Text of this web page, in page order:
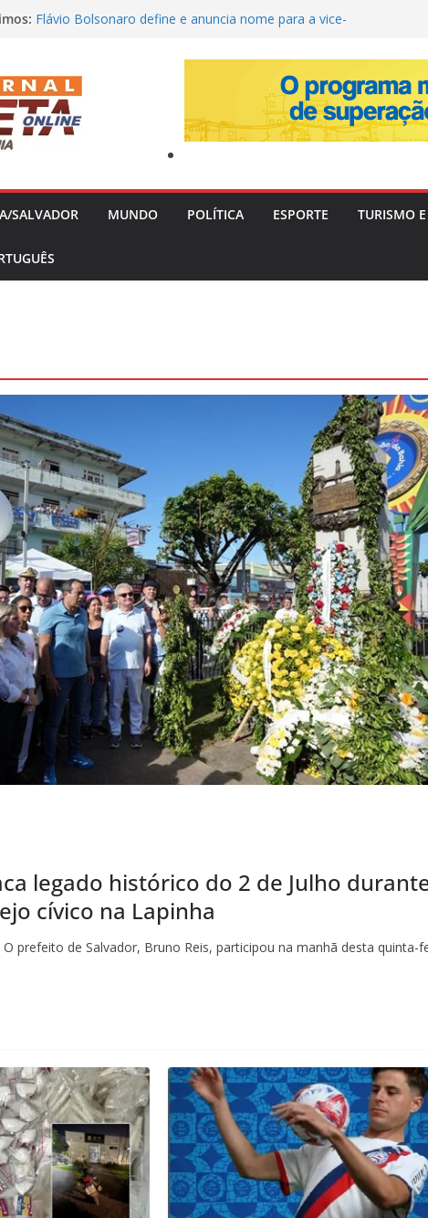
Flávio Bolsonaro define e anuncia nome para a vice-
Concessões de Táxi na Bahia com Prejuízo Tributário
Capitão da Seleção de Uganda e do SC Villa, David Owori É
Morto a Pedradas Durante Assalto em Kampala
Polícia Civil Destrói Plantação com 20 Mil Pés de Maconha e
Causa Prejuízo de R$ 4 Milhões na Bahia
SALVADOR MUNDO POLÍTICA ESPORTE TURISMO
legado histórico do 2 de Julho
cívico na Lapinha
prefeito de Salvador, Bruno Reis, participou na manhã desta quinta-